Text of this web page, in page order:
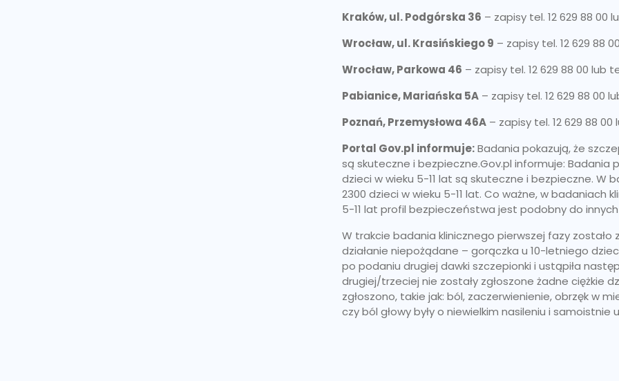
Kraków, ul. Podgórska 36 – zapisy tel. 12 629 88 00
Wrocław, ul. Krasińskiego 9 – zapisy tel. 12 629 88
Wrocław, Parkowa 46 – zapisy tel. 12 629 88 00 lub
Pabianice, Mariańska 5A – zapisy tel. 12 629 88 00
Poznań, Przemysłowa 46A – zapisy tel. 12 629 88
Portal Gov.pl informuje:Badania pokazują, że
są skuteczne i bezpieczne.Gov.pl informuje: Badania
dzieci w wieku 5-11 lat są skuteczne i bezpieczne. W
2300 dzieci w wieku 5-11 lat. Co ważne, w badaniach
5-11 lat profil bezpieczeństwa jest podobny do
W trakcie badania klinicznego pierwszej fazy zostało
działanie niepożądane – gorączka u 10-letniego
po podaniu drugiej dawki szczepionki i ustąpiła
drugiej/trzeciej nie zostały zgłoszone żadne ciężkie
zgłoszono, takie jak: ból, zaczerwienienie, obrzęk w
czy ból głowy były o niewielkim nasileniu i samoistnie